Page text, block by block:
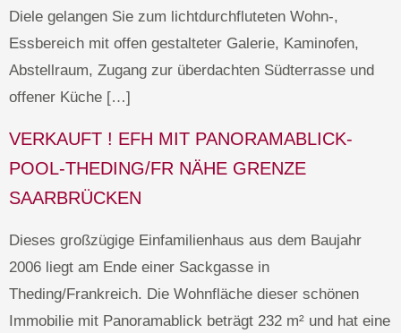
Diele gelangen Sie zum lichtdurchfluteten Wohn-,
Essbereich mit offen gestalteter Galerie, Kaminofen,
Abstellraum, Zugang zur überdachten Südterrasse und
offener Küche […]
VERKAUFT ! EFH MIT PANORAMABLICK-
POOL-THEDING/FR NÄHE GRENZE
SAARBRÜCKEN
Dieses großzügige Einfamilienhaus aus dem Baujahr
2006 liegt am Ende einer Sackgasse in
Theding/Frankreich. Die Wohnfläche dieser schönen
Immobilie mit Panoramablick beträgt 232 m² und hat eine